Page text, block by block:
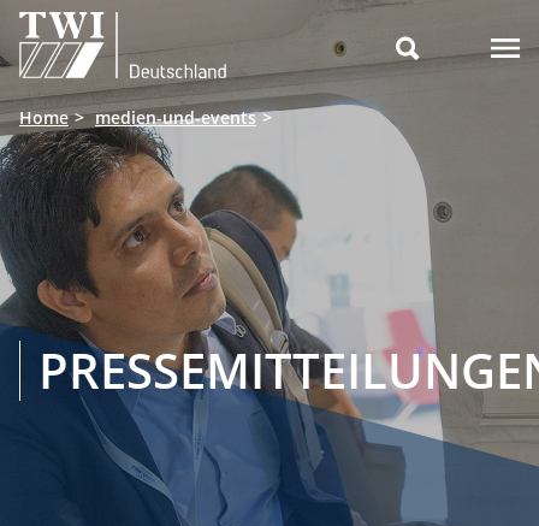

Home medien-und-events